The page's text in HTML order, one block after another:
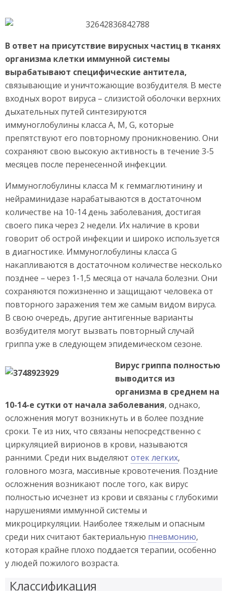
В ответ на присутствие вирусных частиц в тканях
организма клетки иммунной системы
вырабатывают специфические антитела,
связывающие и уничтожающие возбудителя. В месте
входных ворот вируса – слизистой оболочки верхних
дыхательных путей синтезируются
иммуноглобулины класса А, М, G, которые
препятствуют его повторному проникновению. Они
сохраняют свою высокую активность в течение 3-5
месяцев после перенесенной инфекции.
Иммуноглобулины класса М к геммаглютинину и
нейраминидазе нарабатываются в достаточном
количестве на 10-14 день заболевания, достигая
своего пика через 2 недели. Их наличие в крови
говорит об острой инфекции и широко используется
в диагностике. Иммуноглобулины класса G
накапливаются в достаточном количестве несколько
позднее – через 1-1,5 месяца от начала болезни. Они
сохраняются пожизненно и защищают человека от
повторного заражения тем же самым видом вируса.
В свою очередь, другие антигенные варианты
возбудителя могут вызвать повторный случай
гриппа уже в следующем эпидемическом сезоне.
Вирус гриппа полностью
выводится из
организма в среднем на
10-14-е сутки от начала заболевания, однако,
осложнения могут возникнуть и в более поздние
сроки. Те из них, что связаны непосредственно с
циркуляцией вирионов в крови, называются
ранними. Среди них выделяют отек легких,
головного мозга, массивные кровотечения. Поздние
осложнения возникают после того, как вирус
полностью исчезнет из крови и связаны с глубокими
нарушениями иммунной системы и
микроциркуляции. Наиболее тяжелым и опасным
среди них считают бактериальную пневмонию,
которая крайне плохо поддается терапии, особенно
у людей пожилого возраста.
Классификация